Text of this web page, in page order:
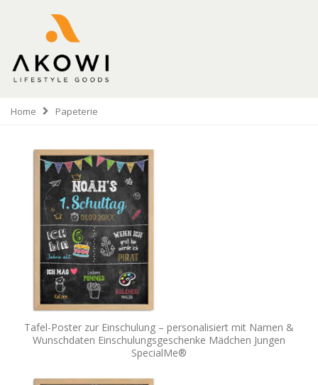
Home Papeterie
Tafel-Poster zur Einschulung – personalisiert mit Namen &
Wunschdaten Einschulungsgeschenke Mädchen Jungen
SpecialMe®